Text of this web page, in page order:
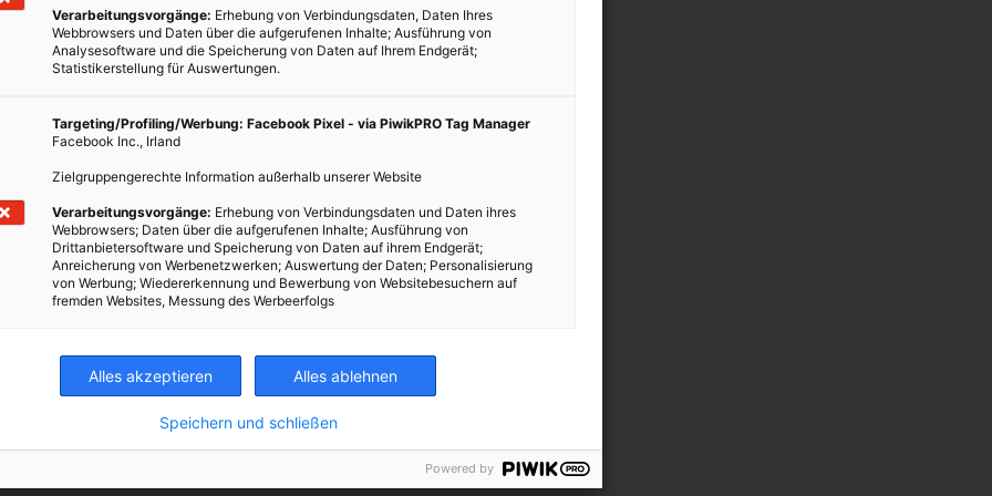
Hände & Füße?“
allem, was das tägliche Leben berührt, um dieses nachhaltiger
Mit folgenden Links gelangst du der Reihe nach zu mehr
Einsteiger bis zu Profis.
stärken dein Immunsystem
den Winterblues
der Erkältungszeit
Verarbeitungsvorgänge: Erhebung von Verbindungsdaten, Daten Ihres
Webbrowsers und Daten über die aufgerufenen Inhalte; Ausführung von
Analysesoftware und die Speicherung von Daten auf Ihrem Endgerät;
Statistikerstellung für Auswertungen.
Targeting/Profiling/Werbung: Facebook Pixel - via PiwikPRO Tag Manager
Facebook Inc., Irland
Zielgruppengerechte Information außerhalb unserer Website
Verarbeitungsvorgänge: Erhebung von Verbindungsdaten und Daten ihres
Webbrowsers; Daten über die aufgerufenen Inhalte; Ausführung von
Drittanbietersoftware und Speicherung von Daten auf ihrem Endgerät;
Anreicherung von Werbenetzwerken; Auswertung der Daten; Personalisierung
von Werbung; Wiedererkennung und Bewerbung von Websitebesuchern auf
fremden Websites, Messung des Werbeerfolgs
Alles akzeptieren Alles ablehnen
Speichern und schließen
Powered by